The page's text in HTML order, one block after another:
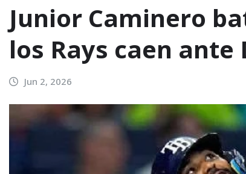
Junior Caminero
los Rays caen
Jun 2, 2026